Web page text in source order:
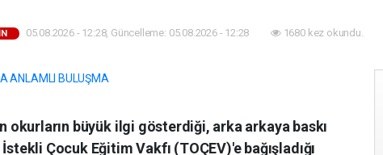
05.08.2026 - 12:28, Güncelleme: 05.08.2026 - 12:28 1680 kez okundu.
okurların büyük ilgi gösterdiği, arka arkaya baskı
Çocuk Eğitim Vakfı (TOÇEV)'e bağışladığı